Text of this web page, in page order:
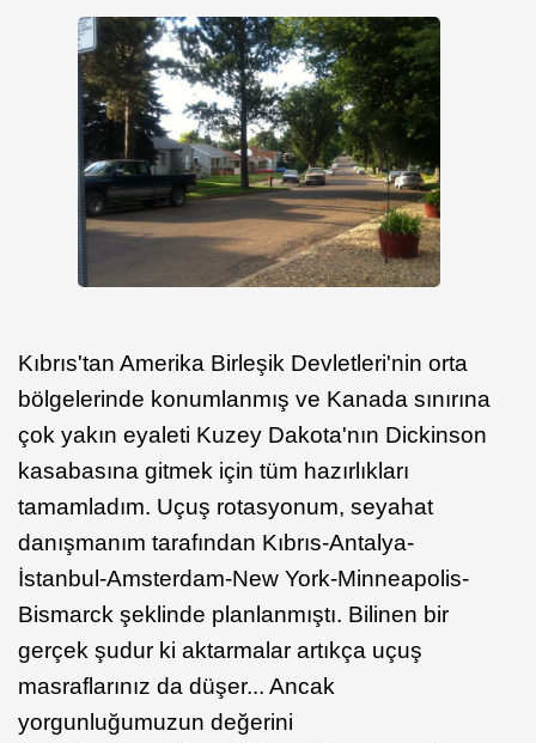
Kıbrıs'tan Amerika Birleşik Devletleri'nin orta
bölgelerinde konumlanmış ve Kanada sınırına
çok yakın eyaleti Kuzey Dakota'nın Dickinson
kasabasına gitmek için tüm hazırlıkları
tamamladım. ​Uçuş rotasyonum, seyahat
danışmanım tarafından Kıbrıs-Antalya-
İstanbul-Amsterdam-New York-Minneapolis-
Bismarck şeklinde planlanmıştı. Bilinen bir
gerçek şudur ki aktarmalar artıkça uçuş
masraflarınız da düşer... Ancak
yorgunluğumuzun değerini